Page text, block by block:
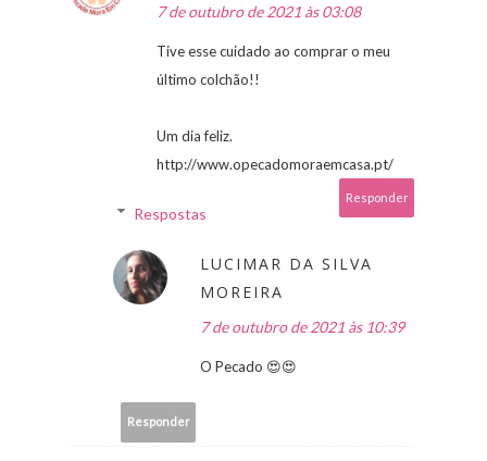
7 de outubro de 2021 às 03:08
Tive esse cuidado ao comprar o meu
último colchão!!
Um dia feliz.
http://www.opecadomoraemcasa.pt/
Responder
Respostas
LUCIMAR DA SILVA
MOREIRA
7 de outubro de 2021 às 10:39
O Pecado 😍😍
Responder